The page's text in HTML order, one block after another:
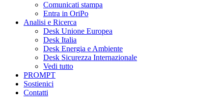
Comunicati stampa
Entra in OriPo
Analisi e Ricerca
Desk Unione Europea
Desk Italia
Desk Energia e Ambiente
Desk Sicurezza Internazionale
Vedi tutto
PROMPT
Sostienici
Contatti